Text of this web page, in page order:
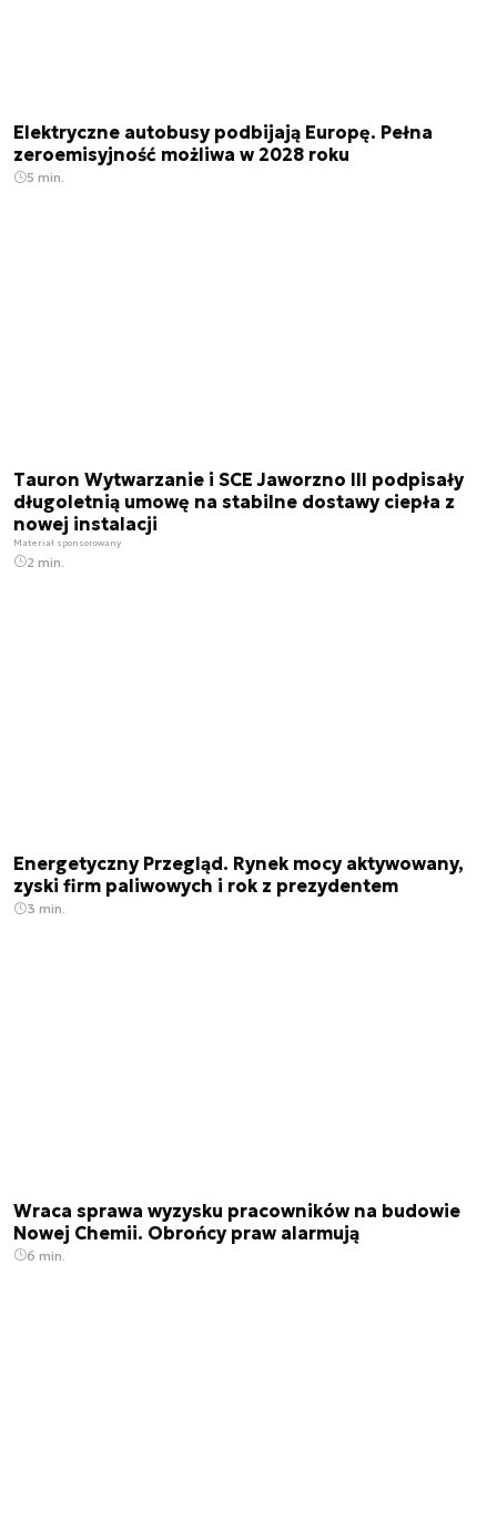
Elektryczne autobusy podbijają Europę. Pełna
zeroemisyjność możliwa w 2028 roku
5 min.
Tauron Wytwarzanie i SCE Jaworzno III podpisały
długoletnią umowę na stabilne dostawy ciepła z
nowej instalacji
Materiał sponsorowany
2 min.
Energetyczny Przegląd. Rynek mocy aktywowany,
zyski firm paliwowych i rok z prezydentem
3 min.
Wraca sprawa wyzysku pracowników na budowie
Nowej Chemii. Obrońcy praw alarmują
6 min.